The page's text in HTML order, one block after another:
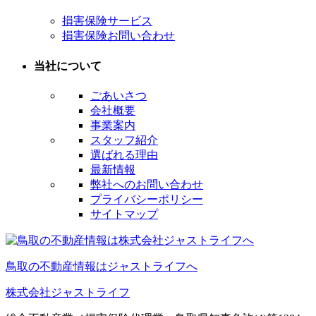
損害保険サービス
損害保険お問い合わせ
当社について
ごあいさつ
会社概要
事業案内
スタッフ紹介
選ばれる理由
最新情報
弊社へのお問い合わせ
プライバシーポリシー
サイトマップ
鳥取の不動産情報はジャストライフへ
株式会社ジャストライフ